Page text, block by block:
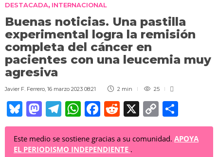
DESTACADA, INTERNACIONAL
Buenas noticias. Una pastilla
experimental logra la remisión
completa del cáncer en
pacientes con una leucemia muy
agresiva
Javier F. Ferrero 16 marzo 2023 08:21 2 min 25
Bl
u
e
M
a
st
T
el
e
W
h
at
F
a
c
R
e
d
X C
o
p
o
m
Este medio se sostiene gracias a su comunidad. APOYA
EL PERIODISMO INDEPENDIENTE .